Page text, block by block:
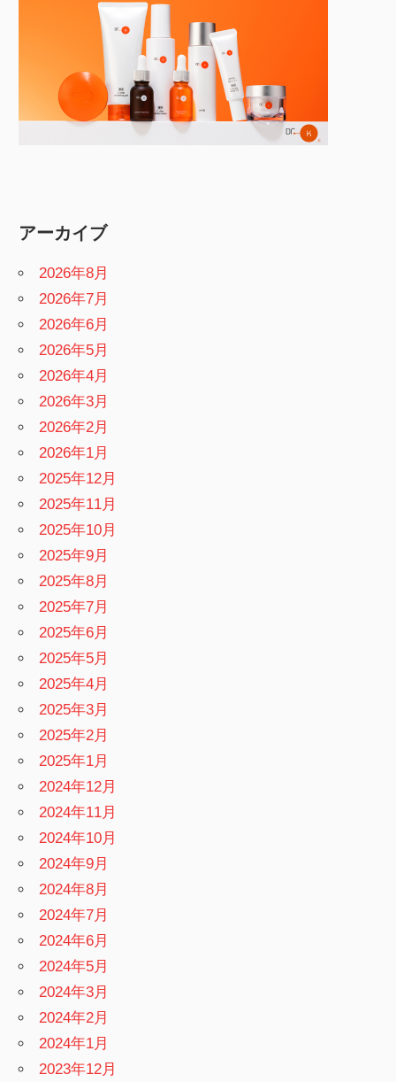
アーカイブ
2026年8月
2026年7月
2026年6月
2026年5月
2026年4月
2026年3月
2026年2月
2026年1月
2025年12月
2025年11月
2025年10月
2025年9月
2025年8月
2025年7月
2025年6月
2025年5月
2025年4月
2025年3月
2025年2月
2025年1月
2024年12月
2024年11月
2024年10月
2024年9月
2024年8月
2024年7月
2024年6月
2024年5月
2024年3月
2024年2月
2024年1月
2023年12月